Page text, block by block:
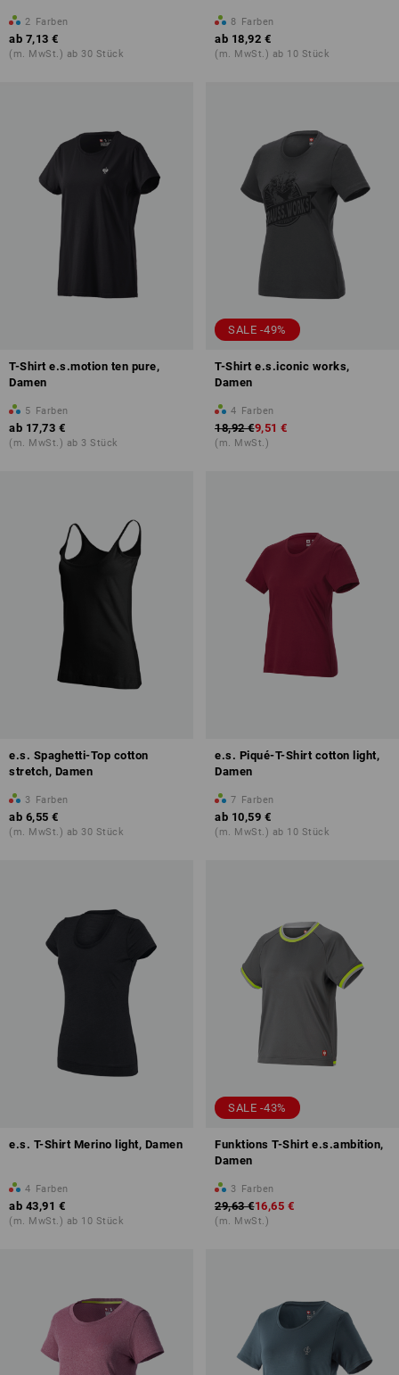
2 Farben
ab 7,13 €
(m. MwSt.) ab 30 Stück
8 Farben
ab 18,92 €
(m. MwSt.) ab 10 Stück
T-Shirt e.s.motion ten pure,
Damen
5 Farben
ab 17,73 €
(m. MwSt.) ab 3 Stück
SALE -49%
T-Shirt e.s.iconic works,
Damen
4 Farben
18,92 €9,51 €
(m. MwSt.)
e.s. Spaghetti-Top cotton
stretch, Damen
3 Farben
ab 6,55 €
(m. MwSt.) ab 30 Stück
e.s. Piqué-T-Shirt cotton light,
Damen
7 Farben
ab 10,59 €
(m. MwSt.) ab 10 Stück
e.s. T-Shirt Merino light, Damen
4 Farben
ab 43,91 €
(m. MwSt.) ab 10 Stück
SALE -43%
Funktions T-Shirt e.s.ambition,
Damen
3 Farben
29,63 €16,65 €
(m. MwSt.)